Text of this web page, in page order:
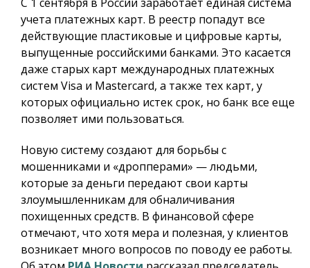
учета платежных карт. В реестр попадут все
действующие пластиковые и цифровые карты,
выпущенные российскими банками. Это касается
даже старых карт международных платежных
систем Visa и Mastercard, а также тех карт, у
которых официально истек срок, но банк все еще
позволяет ими пользоваться.
Новую систему создают для борьбы с
мошенниками и «дропперами» — людьми,
которые за деньги передают свои карты
злоумышленникам для обналичивания
похищенных средств. В финансовой сфере
отмечают, что хотя мера и полезная, у клиентов
возникает много вопросов по поводу ее работы.